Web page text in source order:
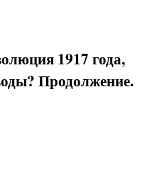
1917 года,
Продолжение.